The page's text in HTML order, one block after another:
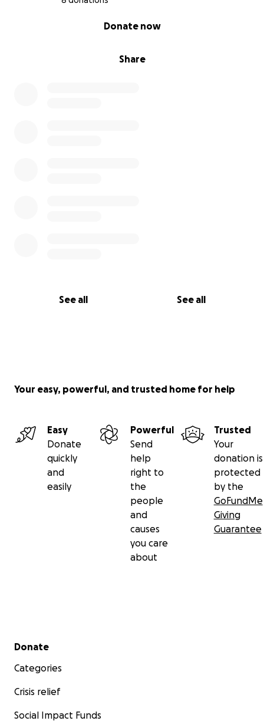
Share
Donate now
See all See all
Your easy, powerful, and trusted home for help
Easy
Donate
quickly
and
easily
Powerful
Send
help
right to
the
people
and
causes
you care
about
Trusted
Your
donation is
protected
by the
GoFundMe
Giving
Guarantee
Secondary menu
Donate
Categories
Crisis relief
Social Impact Funds